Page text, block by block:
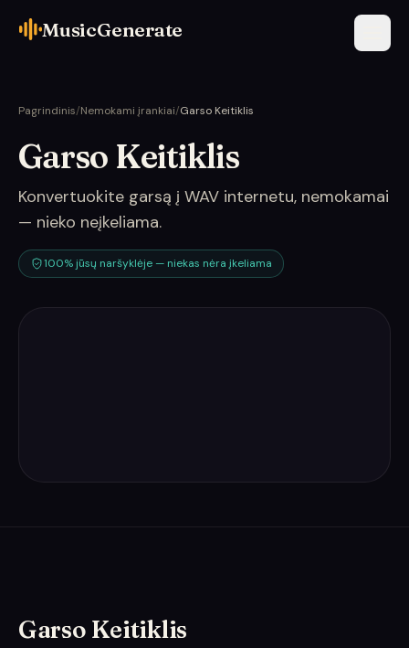
MusicGenerate
Pagrindinis/Nemokami įrankiai/Garso Keitiklis
Garso Keitiklis
Konvertuokite garsą į WAV internetu, nemokamai
— nieko neįkeliama.
100% jūsų naršyklėje — niekas nėra įkeliama
Garso Keitiklis